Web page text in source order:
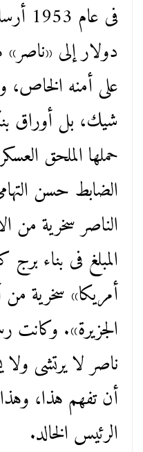
دولار إلى
على أمنه الخاص،
شيك، بل أوراق
حملها الملحق
الضابط حسن
الناصر سخرية من
المبلغ فى بناء
أمريكا» سخرية
الجزيرة». وكانت
ناصر لا يرتشى
أن تفهم هذا،
الرئيس الخالد.